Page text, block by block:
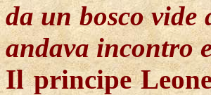
da un bosco vide
andava incontro
Il principe